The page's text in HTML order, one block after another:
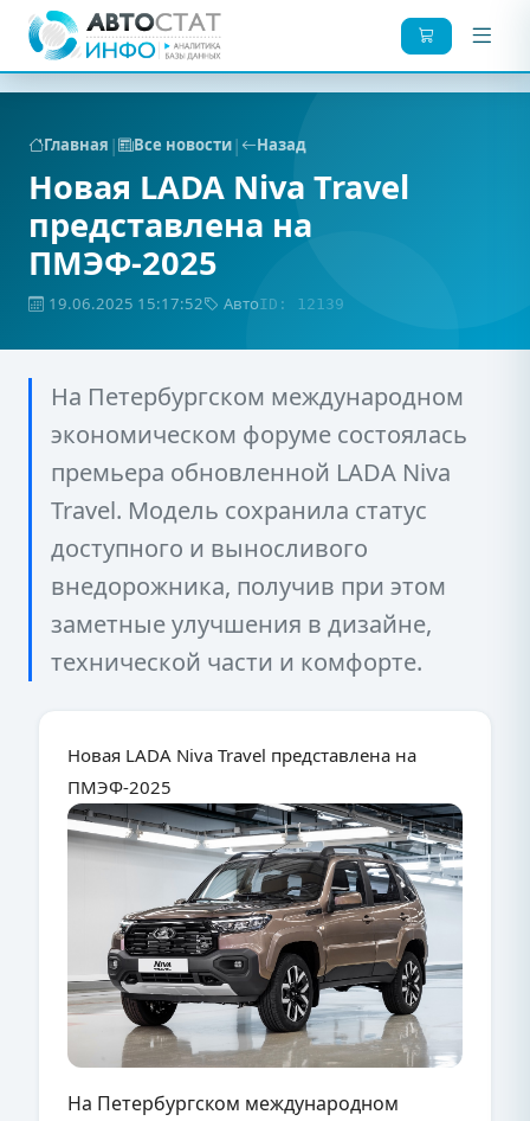
Главная | Все новости| Назад
Новая LADA Niva Travel
представлена на
ПМЭФ-2025
19.06.2025 15:17:52 АвтоID: 12139
На Петербургском международном
экономическом форуме состоялась
премьера обновленной LADA Niva
Travel. Модель сохранила статус
доступного и выносливого
внедорожника, получив при этом
заметные улучшения в дизайне,
технической части и комфорте.
Новая LADA Niva Travel представлена на
ПМЭФ-2025
На Петербургском международном